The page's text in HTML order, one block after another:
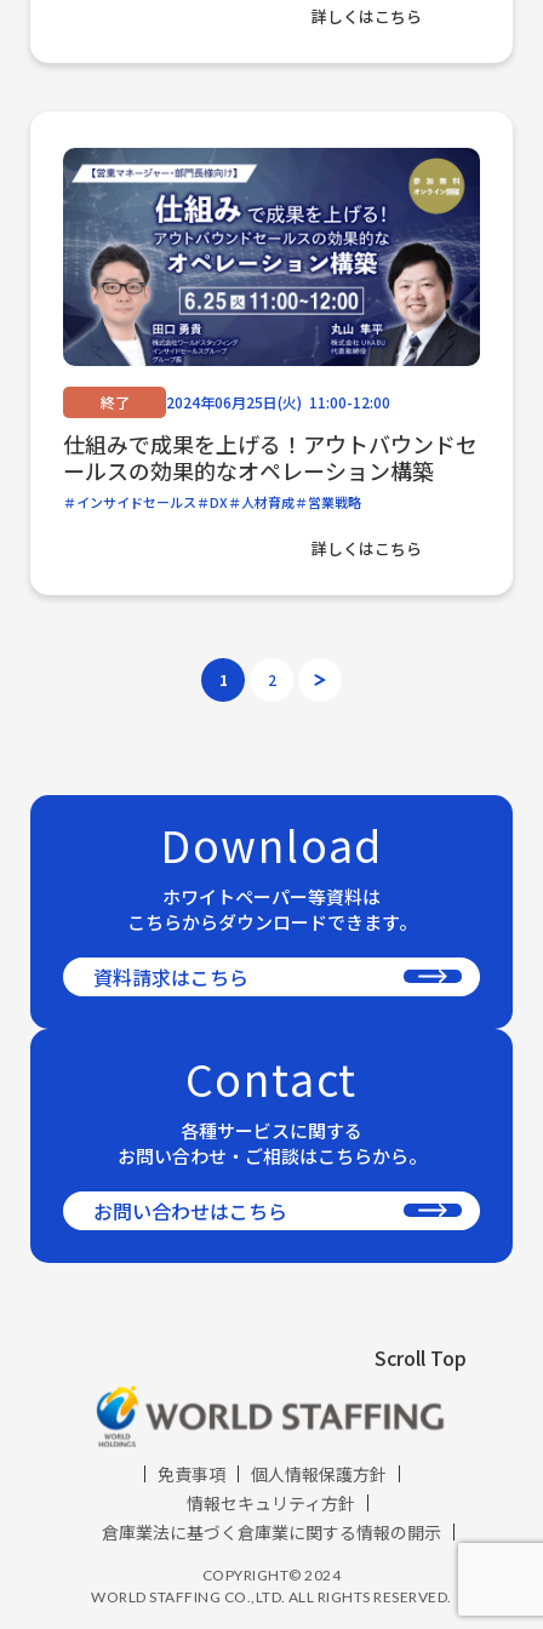
詳しくはこちら
終了 2024年06月25日(火) 11:00-12:00
仕組みで成果を上げる！アウトバウンドセ
ールスの効果的なオペレーション構築
インサイドセールス DX 人材育成 営業戦略
詳しくはこちら
1 2 >
Download
ホワイトペーパー等資料は
こちらからダウンロードできます。
資料請求はこちら
Contact
各種サービスに関する
お問い合わせ・ご相談はこちらから。
お問い合わせはこちら
Scroll Top
免責事項
個人情報保護方針
情報セキュリティ方針
倉庫業法に基づく倉庫業に関する情報の開示​
COPYRIGHT© 2024
WORLD STAFFING CO.,LTD. ALL RIGHTS RESERVED.